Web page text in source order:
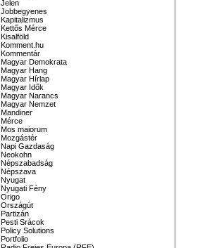
Jelen
Jobbegyenes
Kapitalizmus
Kettős Mérce
Kisalföld
Komment.hu
Kommentár
Magyar Demokrata
Magyar Hang
Magyar Hírlap
Magyar Idők
Magyar Narancs
Magyar Nemzet
Mandiner
Mérce
Mos maiorum
Mozgástér
Napi Gazdaság
Neokohn
Népszabadság
Népszava
Nyugat
Nyugati Fény
Origo
Országút
Partizán
Pesti Srácok
Policy Solutions
Portfolio